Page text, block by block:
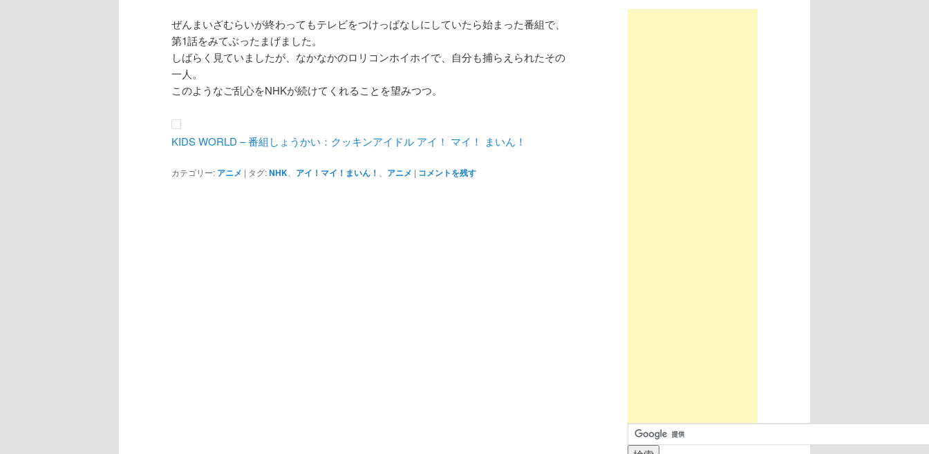
ぜんまいざむらいが終わってもテレビをつけっぱなしにしていたら始まった番組で、
第1話をみてぶったまげました。
しばらく見ていましたが、なかなかのロリコンホイホイで、自分も捕らえられたその
一人。
このようなご乱心をNHKが続けてくれることを望みつつ。
KIDS WORLD – 番組しょうかい：クッキンアイドル アイ！ マイ！ まいん！
カテゴリー: アニメ | タグ:NHK アイ！マイ！まいん！ アニメ | コメントを残す